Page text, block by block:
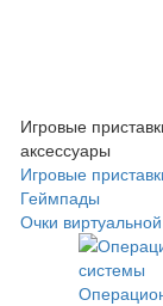
Игровые
аксессуары
Игровые
Геймпады
Очки